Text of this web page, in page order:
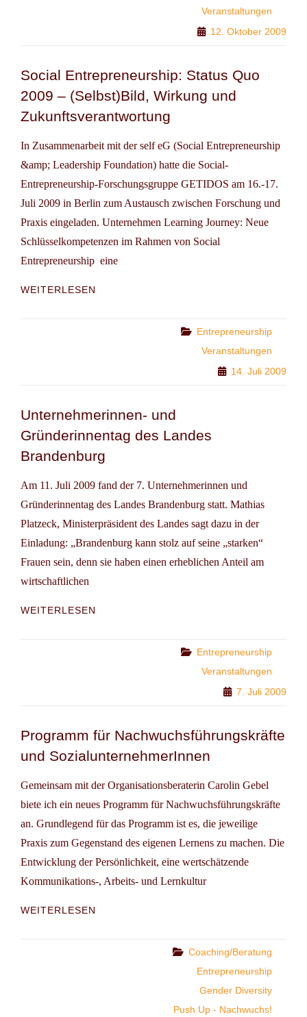
Veranstaltungen
12. Oktober 2009
Social Entrepreneurship: Status Quo
2009 – (Selbst)Bild, Wirkung und
Zukunftsverantwortung
In Zusammenarbeit mit der self eG (Social Entrepreneurship
&amp; Leadership Foundation) hatte die Social-
Entrepreneurship-Forschungsgruppe GETIDOS am 16.-17.
Juli 2009 in Berlin zum Austausch zwischen Forschung und
Praxis eingeladen. Unternehmen Learning Journey: Neue
Schlüsselkompetenzen im Rahmen von Social
Entrepreneurship  eine
WEITERLESEN
ZUKUNFTSVERANTWORTUNG
Categories
Entrepreneurship
Veranstaltungen
14. Juli 2009
Unternehmerinnen- und
Gründerinnentag des Landes
Brandenburg
Am 11. Juli 2009 fand der 7. Unternehmerinnen und
Gründerinnentag des Landes Brandenburg statt. Mathias
Platzeck, Ministerpräsident des Landes sagt dazu in der
Einladung: „Brandenburg kann stolz auf seine „starken“
Frauen sein, denn sie haben einen erheblichen Anteil am
wirtschaftlichen
WEITERLESEN
Categories
Entrepreneurship
Veranstaltungen
7. Juli 2009
Programm für Nachwuchsführungskräfte
und SozialunternehmerInnen
Gemeinsam mit der Organisationsberaterin Carolin Gebel
biete ich ein neues Programm für Nachwuchsführungskräfte
an. Grundlegend für das Programm ist es, die jeweilige
Praxis zum Gegenstand des eigenen Lernens zu machen. Die
Entwicklung der Persönlichkeit, eine wertschätzende
Kommunikations-, Arbeits- und Lernkultur
WEITERLESEN
Categories
Coaching/Beratung
Entrepreneurship
Gender Diversity
Push Up - Nachwuchs!